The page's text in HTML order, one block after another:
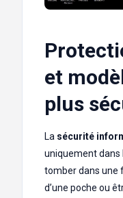
et
plus
La sécurité
uniquement dans
tomber dans une
d’une poche ou